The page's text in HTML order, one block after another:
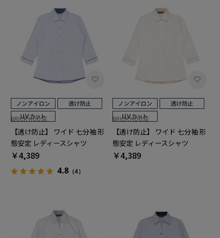
BRICK HOUSE
【透け防止】 ワイド 七分袖 形
態安定 レディースシャツ
￥4,389
4.8（4）
BRICK HOUSE
【透け防止】 ワイド 七分袖 形
態安定 レディースシャツ
￥4,389